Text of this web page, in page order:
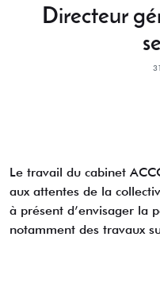
Directeur
Le travail du cabinet
aux attentes de la
à présent d’envisager la
notamment des travaux